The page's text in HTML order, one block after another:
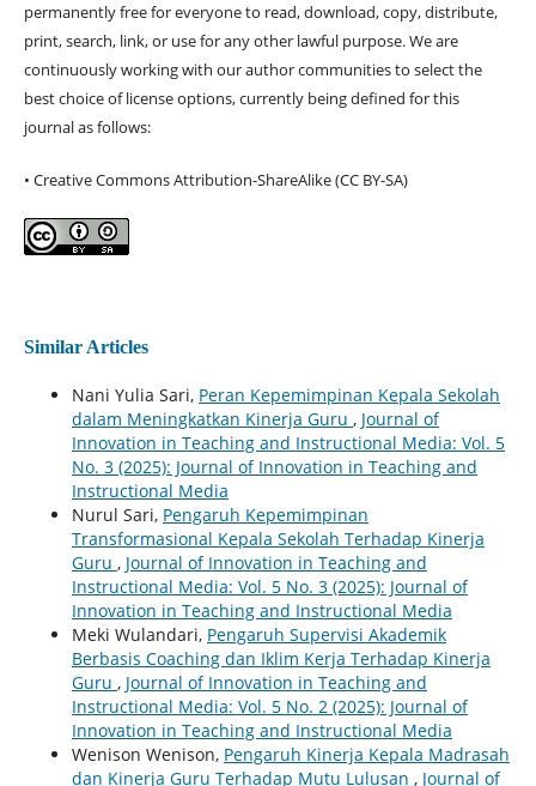
permanently free for everyone to read, download, copy, distribute,
print, search, link, or use for any other lawful purpose. We are
continuously working with our author communities to select the
best choice of license options, currently being defined for this
journal as follows:
• Creative Commons Attribution-ShareAlike (CC BY-SA)
Similar Articles
Nani Yulia Sari, Peran Kepemimpinan Kepala Sekolah
dalam Meningkatkan Kinerja Guru , Journal of
Innovation in Teaching and Instructional Media: Vol. 5
No. 3 (2025): Journal of Innovation in Teaching and
Instructional Media
Nurul Sari, Pengaruh Kepemimpinan
Transformasional Kepala Sekolah Terhadap Kinerja
Guru , Journal of Innovation in Teaching and
Instructional Media: Vol. 5 No. 3 (2025): Journal of
Innovation in Teaching and Instructional Media
Meki Wulandari, Pengaruh Supervisi Akademik
Berbasis Coaching dan Iklim Kerja Terhadap Kinerja
Guru , Journal of Innovation in Teaching and
Instructional Media: Vol. 5 No. 2 (2025): Journal of
Innovation in Teaching and Instructional Media
Wenison Wenison, Pengaruh Kinerja Kepala Madrasah
dan Kinerja Guru Terhadap Mutu Lulusan , Journal of